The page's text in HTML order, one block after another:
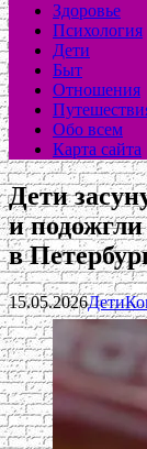
Здоровье
Психология
Дети
Быт
Отношения
Обо всем
Карта сайта
Дети
и
в
15.05.2026Дети